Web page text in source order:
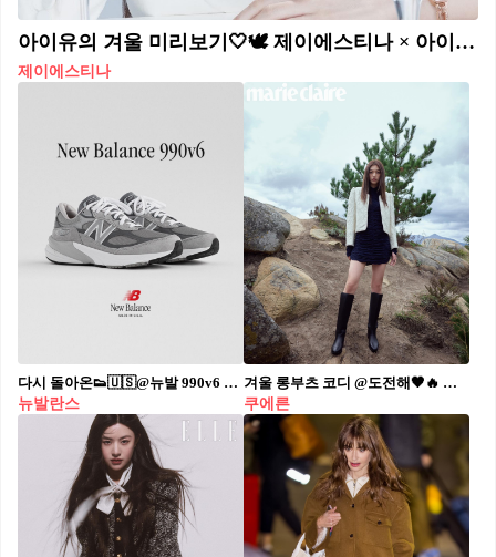
아이유의 겨울 미리보기🤍🕊 제이에스티나 × 아이유 주얼리코디 @참고 #광고
제이에스티나
다시 돌아온👟🇺🇸@뉴발 990v6 가장 진화한 형태의 6번째 990🗓️🤍2/25(토) 11시 챙겨 #광고
뉴발란스
겨울 롱부츠 코디 @도전해🖤🔥 요즘 머스트 아이템 쿠에른 롱부츠😎👢참고! #광고
쿠에른